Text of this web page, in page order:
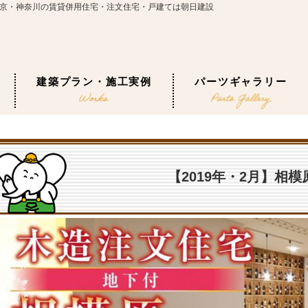
・神奈川の賃貸併用住宅・注文住宅・戸建ては朝日建設
建築プラン・施工実例 パーツギャラリー
【2019年・2月】相